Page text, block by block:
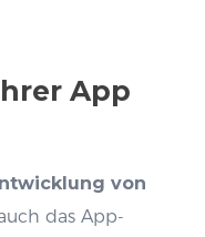
App
von
das App-